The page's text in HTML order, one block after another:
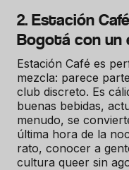
2. Estación
Bogotá con un
Estación Café es
mezcla: parece
club discreto. Es
buenas bebidas,
menudo, se
última hora de la
rato, conocer a
cultura queer sin